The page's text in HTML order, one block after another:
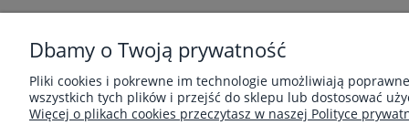
Twoje zamówienia
Ustawienia konta
Przechowalnia
Dbamy o Twoją prywatność
Pliki cookies i pokrewne im technologie umożliwiają
wszystkich tych plików i przejść do sklepu lub dostosować
Więcej o plikach cookies przeczytasz w naszej Polityce